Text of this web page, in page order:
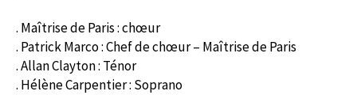
. Maîtrise de Paris : chœur
. Patrick Marco : Chef de chœur – Maîtrise de Paris
. Allan Clayton : Ténor
. Hélène Carpentier : Soprano